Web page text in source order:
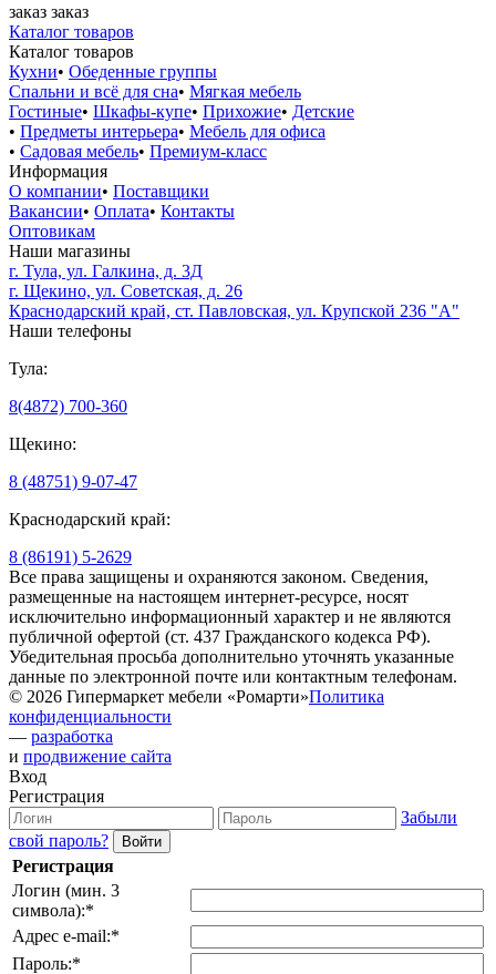
заказ заказ
Каталог товаров
Каталог товаров
Кухни• Обеденные группы
Спальни и всё для сна• Мягкая мебель
Гостиные• Шкафы-купе• Прихожие• Детские
• Предметы интерьера• Мебель для офиса
• Садовая мебель• Премиум-класс
Информация
О компании• Поставщики
Вакансии• Оплата• Контакты
Оптовикам
Наши магазины
г. Тула, ул. Галкина, д. 3Д
г. Щекино, ул. Советская, д. 26
Краснодарский край, ст. Павловская, ул. Крупской 236 "А"
Наши телефоны
Тула:
8(4872) 700-360
Щекино:
8 (48751) 9-07-47
Краснодарский край:
8 (86191) 5-2629
Все права защищены и охраняются законом. Сведения,
размещенные на настоящем интернет-ресурсе, носят
исключительно информационный характер и не являются
публичной офертой (ст. 437 Гражданского кодекса РФ).
Убедительная просьба дополнительно уточнять указанные
данные по электронной почте или контактным телефонам.
© 2026 Гипермаркет мебели «Ромарти»Политика
конфиденциальности
— разработка
и продвижение сайта
Вход
Регистрация
Забыли
свой пароль?
Регистрация
Логин (мин. 3
символа):*
Адрес e-mail:*
Пароль:*